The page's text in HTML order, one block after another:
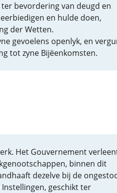
bevordering van deugd en
en hulde doen,
der Wetten.
gevoelens openlyk, en
tot zyne Bijëenkomsten.
Het Gouvernement
binnen dit
dezelve bij de
geschikt ter